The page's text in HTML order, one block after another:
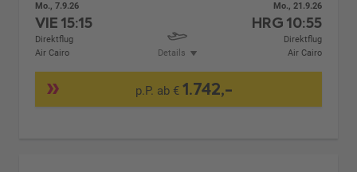
Mo., 7.9.26
VIE15:15
Direktflug
Air Cairo
Details
Mo., 21.9.26
HRG 10:55
Direktflug
Air Cairo
p.P. ab €1.742,-